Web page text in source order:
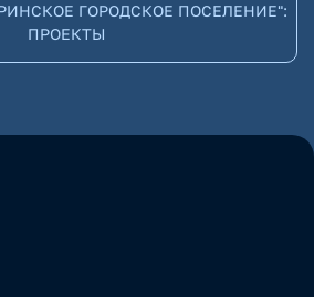
ГОРОДСКОЕ ПОСЕЛЕНИЕ":
ПРОЕКТЫ